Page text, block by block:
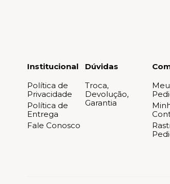
Institucional
Política de
Privacidade
Política de
Entrega
Fale Conosco
Dúvidas
Troca,
Devolução,
Garantia